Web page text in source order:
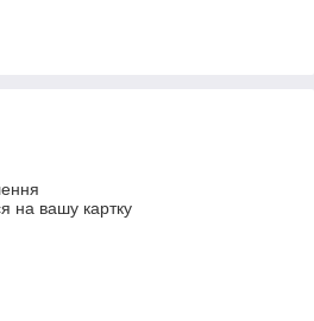
на вашу картку